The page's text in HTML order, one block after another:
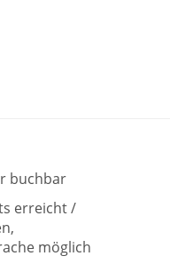
buchbar
erreicht /
möglich